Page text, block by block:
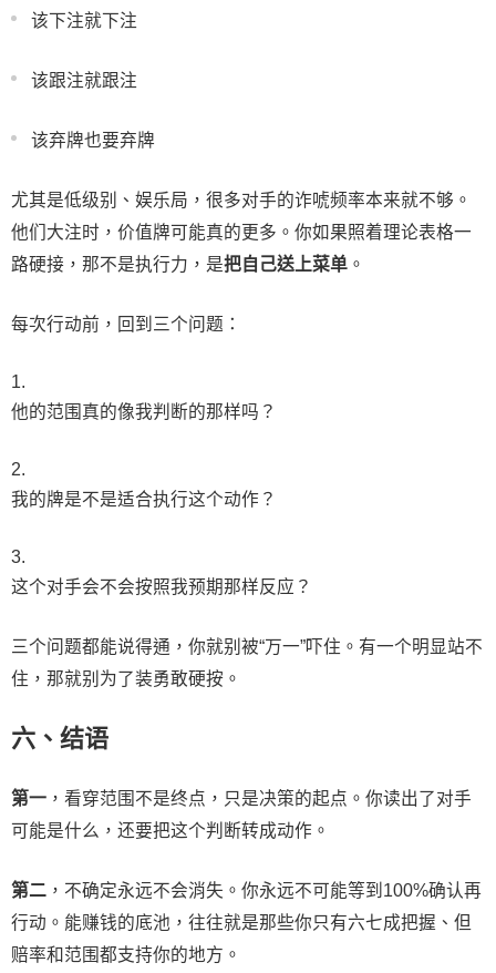
该下注就下注
该跟注就跟注
该弃牌也要弃牌
尤其是低级别、娱乐局，很多对手的诈唬频率本来就不够。
他们大注时，价值牌可能真的更多。你如果照着理论表格一
路硬接，那不是执行力，是把自己送上菜单 。
每次行动前，回到三个问题：
他的范围真的像我判断的那样吗？
我的牌是不是适合执行这个动作？
这个对手会不会按照我预期那样反应？
三个问题都能说得通，你就别被“万一”吓住。有一个明显站不
住，那就别为了装勇敢硬按。
六、结语
第一 ，看穿范围不是终点，只是决策的起点。你读出了对手
可能是什么，还要把这个判断转成动作。
第二 ，不确定永远不会消失。你永远不可能等到100%确认再
行动。能赚钱的底池，往往就是那些你只有六七成把握、但
赔率和范围都支持你的地方。